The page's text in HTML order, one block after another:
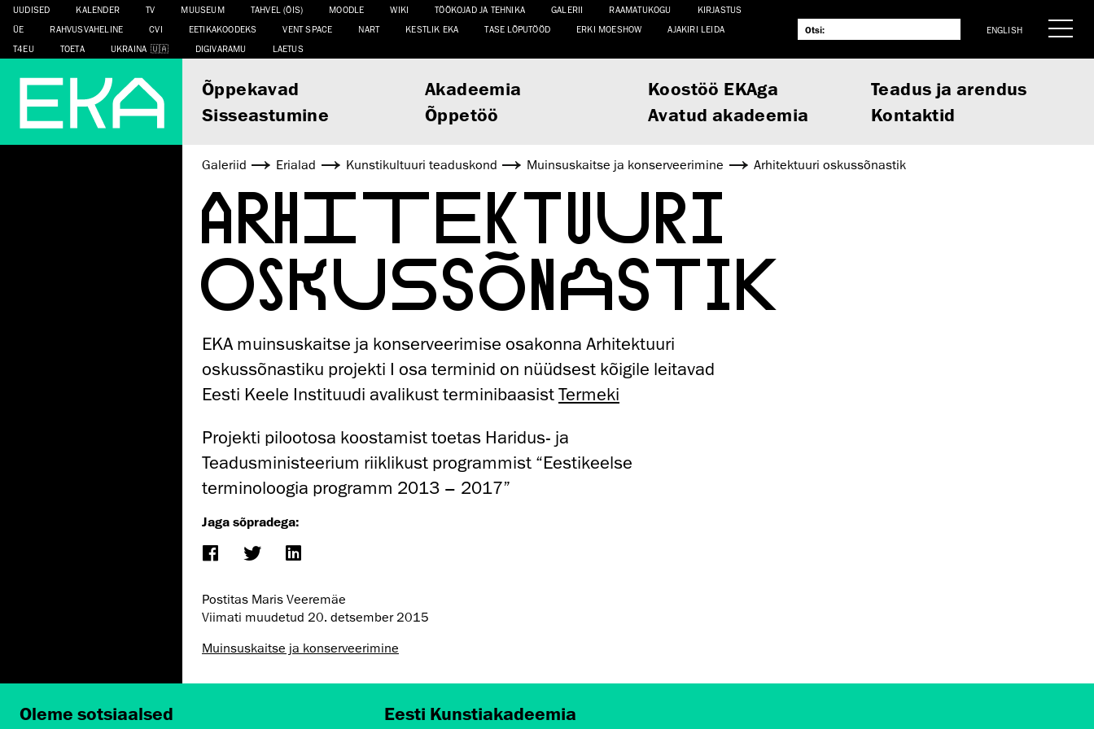
UUDISED KALENDER TV MUUSEUM TAHVEL (ÕIS) MOODLE WIKI TÖÖKOJAD JA TEHNIKA GALERII RAAMATUKOGU
KIRJASTUS
ÜE
RAHVUSVAHELINE CVI EETIKAKOODEKS VENT SPACE NART KESTLIK EKA TASE LÕPUTÖÖD ERKI MOESHOW
AJAKIRI LEIDA
T4EU
TOETA UKRAINA DIGIVARAMU LAETUS
ENGLISH
Õppekavad Akadeemia Koostöö EKAga
Teadus ja arendus
Sisseastumine
Õppetöö Avatud akadeemia Kontaktid
Galeriid Erialad Kunsti­kultuuri teaduskond Muinsus­kaitse ja konserveerimine Arhitektuuri oskussõnastik
ARHITEKTUURI
OSKUSSÕNASTIK
EKA muinsuskaitse ja konserveerimise osakonna Arhitektuuri
oskussõnastiku projekti I osa terminid on nüüdsest kõigile leitavad
Eesti Keele Instituudi avalikust terminibaasistTermeki
Projekti pilootosa koostamist toetas Haridus- ja
Teadusministeerium riiklikust programmist “Eestikeelse
terminoloogia programm 2013 – 2017”
Jaga sõpradega:
Postitas Maris Veeremäe
Viimati muudetud 20. detsember 2015
Muinsus­kaitse ja konserveerimine
Oleme sotsiaalsed Eesti Kunstiakadeemia